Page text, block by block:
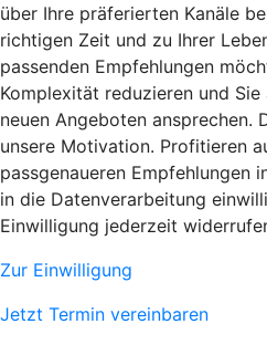
über Ihre präferierten Kanäle
richtigen Zeit und zu Ihrer
passenden Empfehlungen
Komplexität reduzieren und
neuen Angeboten ansprechen.
unsere Motivation. Profitieren
passgenaueren Empfehlungen
in die Datenverarbeitung
Einwilligung jederzeit
Zur Einwilligung
Jetzt Termin vereinbaren